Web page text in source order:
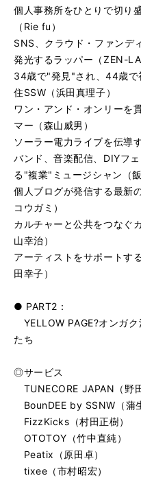
個人事務所をひとりで切り
（Rie fu）
SNS、クラウド・ファンデ
発光するラッパー（ZEN-
34歳で"発見"され、44歳
住SSW（浜田真理子）
ワン・アンド・オンリーを
マー（森山威男）
ソーラー電力ライブを伝導
バンド、音楽配信、DIYフ
る"複業"ミュージシャン（飯
個人ブログが発信する最新
コウガミ）
カルチャーと公共をつなぐ
山幸治）
アーティストをサポートす
田幸子）
● PART2：
YELLOW PAGE?オンガ
たち
◎サービス
TUNECORE JAPAN（野
BounDEE by SSNW（蒲
FizzKicks（村田正樹）
OTOTOY（竹中直純）
Peatix（原田卓）
tixee（市村昭宏）